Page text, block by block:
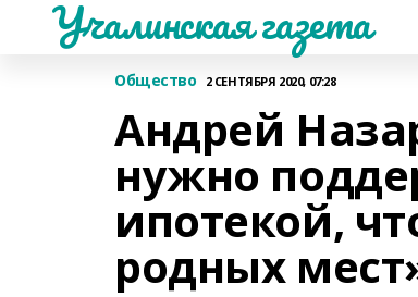
Учалинская газета
Общество 2 СЕНТЯБРЯ 2020, 07:28
Андрей
нужно
ипотекой,
родных